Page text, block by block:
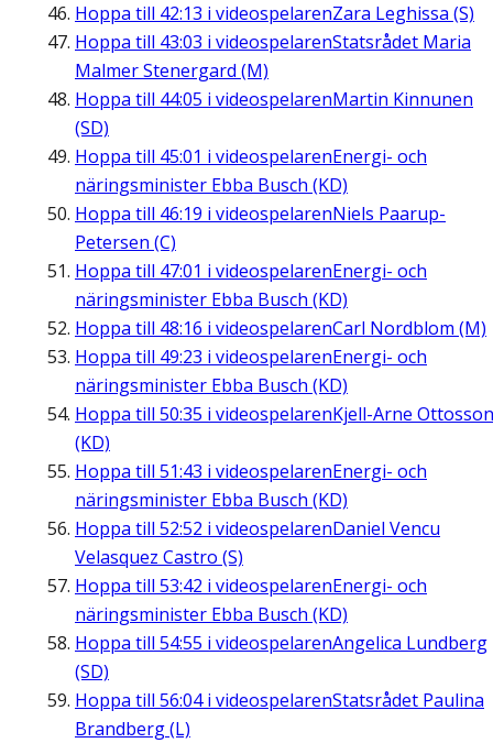
Hoppa till 42:13 i videospelarenZara Leghissa (S)
Hoppa till 43:03 i videospelarenStatsrådet Maria
Malmer Stenergard (M)
Hoppa till 44:05 i videospelarenMartin Kinnunen
(SD)
Hoppa till 45:01 i videospelarenEnergi- och
näringsminister Ebba Busch (KD)
Hoppa till 46:19 i videospelarenNiels Paarup-
Petersen (C)
Hoppa till 47:01 i videospelarenEnergi- och
näringsminister Ebba Busch (KD)
Hoppa till 48:16 i videospelarenCarl Nordblom (M)
Hoppa till 49:23 i videospelarenEnergi- och
näringsminister Ebba Busch (KD)
Hoppa till 50:35 i videospelarenKjell-Arne Ottosson
(KD)
Hoppa till 51:43 i videospelarenEnergi- och
näringsminister Ebba Busch (KD)
Hoppa till 52:52 i videospelarenDaniel Vencu
Velasquez Castro (S)
Hoppa till 53:42 i videospelarenEnergi- och
näringsminister Ebba Busch (KD)
Hoppa till 54:55 i videospelarenAngelica Lundberg
(SD)
Hoppa till 56:04i videospelarenStatsrådet Paulina
Brandberg (L)